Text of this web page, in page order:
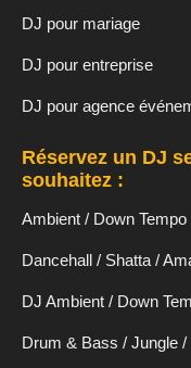
DJ pour mariage
DJ pour entreprise
DJ pour agence
Réservez un DJ
souhaitez :
Ambient / Down Tempo
Dancehall / Shatta /
DJ Ambient / Down
Drum & Bass / Jungle /